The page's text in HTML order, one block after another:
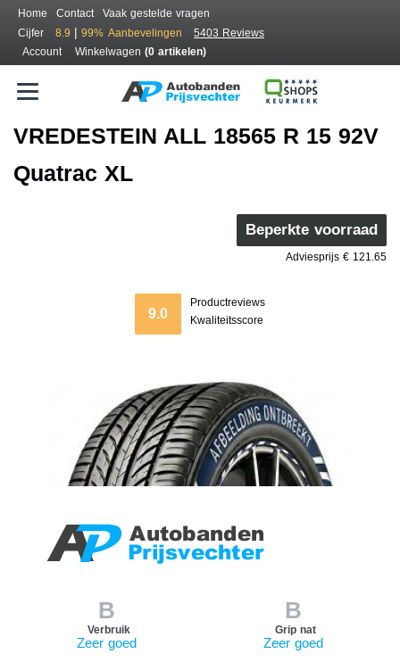
Home Contact
Vaak gestelde vragen
Cijfer
8.9 | 99% Aanbevelingen
5403 Reviews
Account
Winkelwagen (0 artikelen)
VREDESTEIN ALL 18565 R 15 92V
Quatrac XL
Beperkte voorraad
Adviesprijs € 121.65
9.0
Productreviews
Kwaliteitsscore
B
Verbruik
Zeer goed
B
Grip nat
Zeer goed